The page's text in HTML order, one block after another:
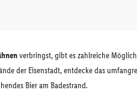
verbringst, gibt es zahlreiche
der Eisenstadt, entdecke das
Bier am Badestrand.